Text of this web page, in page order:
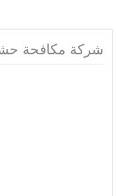
شركة مكافحة